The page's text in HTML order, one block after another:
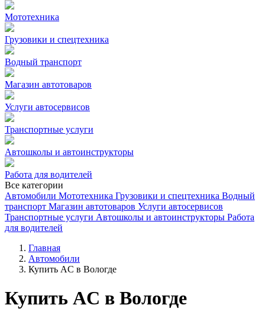
Мототехника
Грузовики и спецтехника
Водный транспорт
Магазин автотоваров
Услуги автосервисов
Транспортные услуги
Автошколы и автоинструкторы
Работа для водителей
Все категории
Автомобили Мототехника Грузовики и спецтехника Водный
транспорт Магазин автотоваров Услуги автосервисов
Транспортные услуги Автошколы и автоинструкторы Работа
для водителей
Главная
Автомобили
Купить AC в Вологде
Купить AC в Вологде